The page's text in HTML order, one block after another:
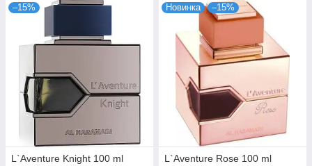
–15%
L`Aventure Knight 100 ml
Новинка –15%
L`Aventure Rose 100 ml